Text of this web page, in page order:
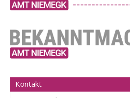
Kontakt